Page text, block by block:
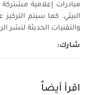
مبادرات إعلامية
البيئي. كما سيتم
والتقنيات الحديثة لنشر
شارك:
اقرأ أيضاً